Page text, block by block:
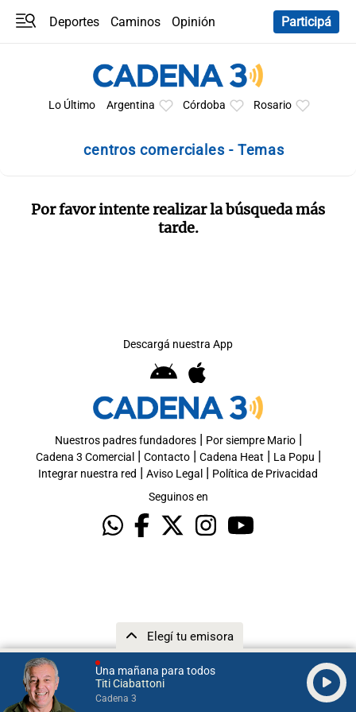
Una mañana para todos
Titi Ciabattoni
Cadena 3
Elegí tu emisora
Deportes Caminos
Opinión
Participá
Lo Último Argentina Córdoba Rosario
centros comerciales - Temas
Por favor intente realizar la búsqueda más
tarde.
Descargá nuestra App
Nuestros padres fundadores| Por siempre Mario|
Cadena 3 Comercial | Contacto| Cadena Heat | La Popu |
Integrar nuestra red | Aviso Legal | Política de Privacidad
Seguinos en